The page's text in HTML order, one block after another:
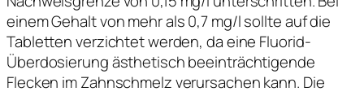
einem Gehalt von mehr als 0,7 mg/l sollte auf die
Tabletten verzichtet werden, da eine Fluorid-
Überdosierung ästhetisch beeinträchtigende
Flecken im Zahnschmelz verursachen kann. Die